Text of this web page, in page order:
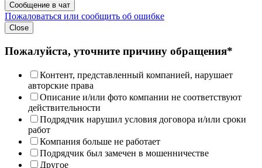
Сообщение в чат
Пожаловаться или сообщить об ошибке
Close
Пожалуйста, уточните причину обращения*
Контент, представленный компанией, нарушает
авторские права
Описание и/или фото компании не соответствуют
действительности
Подрядчик нарушил условия договора и/или сроки
работ
Компания больше не работает
Подрядчик был замечен в мошенничестве
Другое